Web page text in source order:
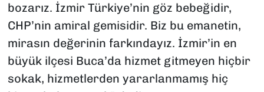
bozarız. İzmir Türkiye’nin göz bebeğidir,
CHP’nin amiral gemisidir. Biz bu emanetin,
mirasın değerinin farkındayız. İzmir’in en
büyük ilçesi Buca’da hizmet gitmeyen hiçbir
sokak, hizmetlerden yararlanmamış hiç